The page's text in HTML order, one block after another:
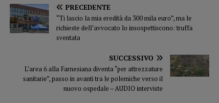
PRECEDENTE
“Ti lascio la mia eredità da 300 mila euro”, ma le
richieste dell’avvocato lo insospettiscono: truffa
sventata
SUCCESSIVO
L’area 6 alla Farnesiana diventa “per attrezzature
sanitarie”, passo in avanti tra le polemiche verso il
nuovo ospedale – AUDIO interviste